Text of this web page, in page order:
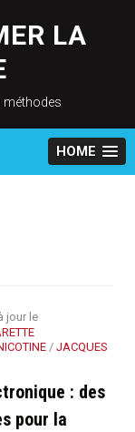
LA
méthodes
HOME
jour le
/ JACQUES
: des
pour la